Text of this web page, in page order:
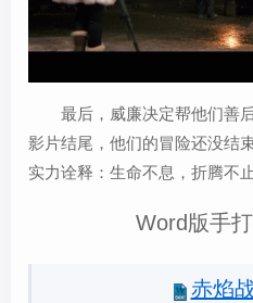
最后，威廉决定帮他们善
影片结尾，他们的冒险还没结
实力诠释：生命不息，折腾不止
Word版手
赤焰